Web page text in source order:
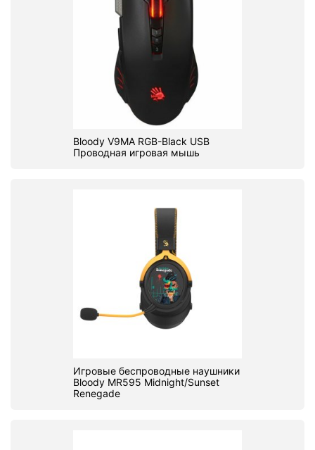
Bloody V9MA RGB-Black USB
Проводная игровая мышь
Игровые беспроводные наушники
Bloody MR595 Midnight/Sunset
Renegade